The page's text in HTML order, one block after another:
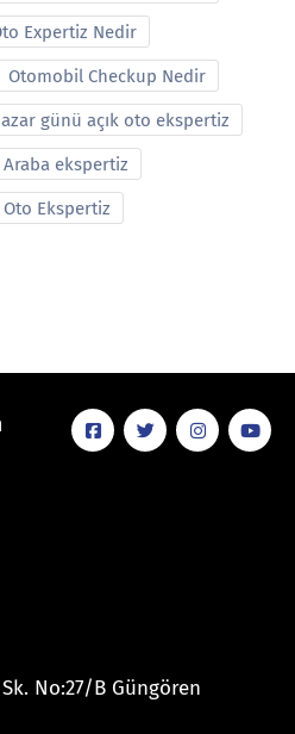
Expertiz Nedir
Otomobil Checkup Nedir
günü açık oto ekspertiz
Araba ekspertiz
Oto Ekspertiz
No:27/B Güngören